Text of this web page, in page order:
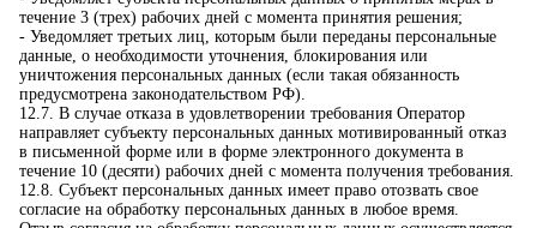
течение 3 (трех) рабочих дней с момента принятия решения;
- Уведомляет третьих лиц, которым были переданы персональные
данные, о необходимости уточнения, блокирования или
уничтожения персональных данных (если такая обязанность
предусмотрена законодательством РФ).
12.7. В случае отказа в удовлетворении требования Оператор
направляет субъекту персональных данных мотивированный отказ
в письменной форме или в форме электронного документа в
течение 10 (десяти) рабочих дней с момента получения требования.
12.8. Субъект персональных данных имеет право отозвать свое
согласие на обработку персональных данных в любое время.